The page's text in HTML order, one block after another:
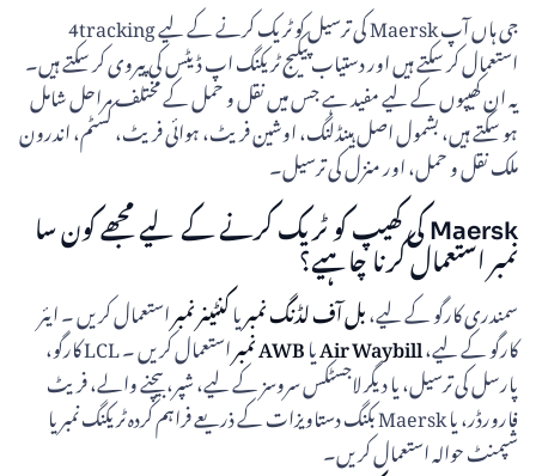
جی ہاں آپ Maersk کی ترسیل کو ٹریک کرنے کے لیے 4tracking
استعمال کر سکتے ہیں اور دستیاب پیکیج ٹریکنگ اپ ڈیٹس کی پیروی کر سکتے ہیں۔
یہ ان کھیپوں کے لیے مفید ہے جس میں نقل و حمل کے مختلف مراحل شامل
ہو سکتے ہیں، بشمول اصل ہینڈلنگ، اوشین فریٹ، ہوائی فریٹ، کسٹم، اندرون
ملک نقل و حمل، اور منزل کی ترسیل۔
Maersk کی کھیپ کو ٹریک کرنے کے لیے مجھے کون سا
نمبر استعمال کرنا چاہیے؟
سمندری کارگو کے لیے،بل آف لڈنگ نمبریاکنٹینر نمبراستعمال کریں ۔ ایئر
کارگو کے لیے،Air WaybillیاAWB نمبر استعمال کریں ۔ LCL کارگو،
پارسل کی ترسیل، یا دیگر لاجسٹکس سروسز کے لیے، شپر، بیچنے والے، فریٹ
فارورڈر، یا Maersk بکنگ دستاویزات کے ذریعے فراہم کردہ ٹریکنگ نمبر یا
شپمنٹ حوالہ استعمال کریں۔